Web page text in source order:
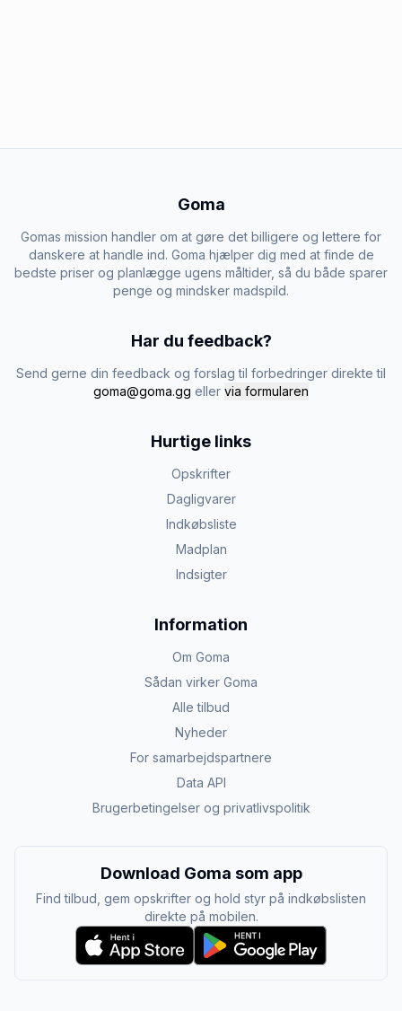
Goma
Gomas mission handler om at gøre det billigere og lettere for
danskere at handle ind. Goma hjælper dig med at finde de
bedste priser og planlægge ugens måltider, så du både sparer
penge og mindsker madspild.
Har du feedback?
Send gerne din feedback og forslag til forbedringer direkte til
goma@goma.gg eller via formularen
Hurtige links
Opskrifter
Dagligvarer
Indkøbsliste
Madplan
Indsigter
Information
Om Goma
Sådan virker Goma
Alle tilbud
Nyheder
For samarbejdspartnere
Data API
Brugerbetingelser og privatlivspolitik
Download Goma som app
Find tilbud, gem opskrifter og hold styr på indkøbslisten
direkte på mobilen.